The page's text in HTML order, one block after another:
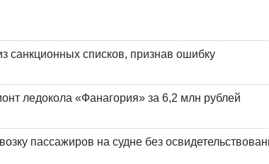
санкционных списков, признав ошибку
ледокола «Фанагория» за 6,2 млн рублей
пассажиров на судне без